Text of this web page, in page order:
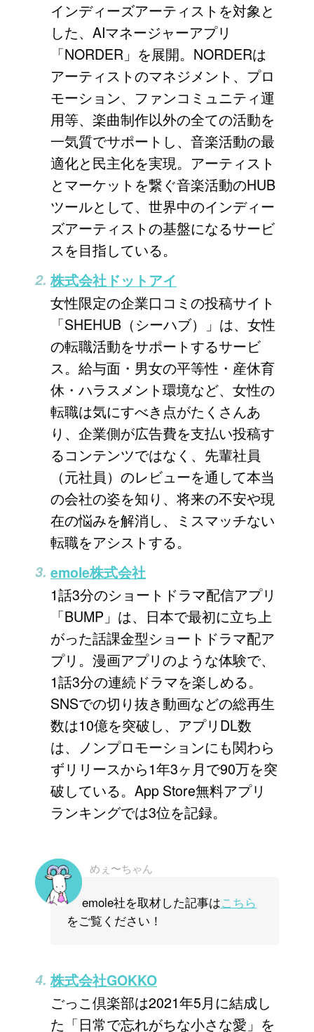
インディーズアーティストを対象と
した、AIマネージャーアプリ
「NORDER」を展開。NORDERは
アーティストのマネジメント、プロ
モーション、ファンコミュニティ運
用等、楽曲制作以外の全ての活動を
一気質でサポートし、音楽活動の最
適化と民主化を実現。アーティスト
とマーケットを繋ぐ音楽活動のHUB
ツールとして、世界中のインディー
ズアーティストの基盤になるサービ
スを目指している。
株式会社ドットアイ
女性限定の企業口コミの投稿サイト
「SHEHUB（シーハブ）」は、女性
の転職活動をサポートするサービ
ス。給与面・男女の平等性・産休育
休・ハラスメント環境など、女性の
転職は気にすべき点がたくさんあ
り、企業側が広告費を支払い投稿す
るコンテンツではなく、先輩社員
（元社員）のレビューを通して本当
の会社の姿を知り、将来の不安や現
在の悩みを解消し、ミスマッチない
転職をアシストする。
emole株式会社
1話3分のショートドラマ配信アプリ
「BUMP」は、日本で最初に立ち上
がった話課金型ショートドラマ配ア
プリ。漫画アプリのような体験で、
1話3分の連続ドラマを楽しめる。
SNSでの切り抜き動画などの総再生
数は10億を突破し、アプリDL数
は、ノンプロモーションにも関わら
ずリリースから1年3ヶ月で90万を突
破している。App Store無料アプリ
ランキングでは3位を記録。
めぇ〜ちゃん
emole社を取材した記事はこちら
をご覧ください！
株式会社GOKKO
ごっこ倶楽部は2021年5月に結成し
た「日常で忘れがちな小さな愛」を